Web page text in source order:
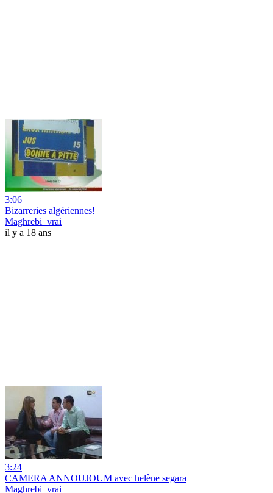
3:06
Bizarreries algériennes!
Maghrebi_vrai
il y a 18 ans
3:24
CAMERA ANNOUJOUM avec helène segara
Maghrebi_vrai